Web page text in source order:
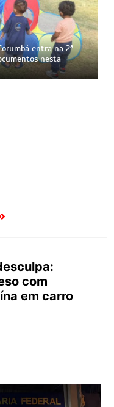
entra na 2ª
nesta
com
em carro